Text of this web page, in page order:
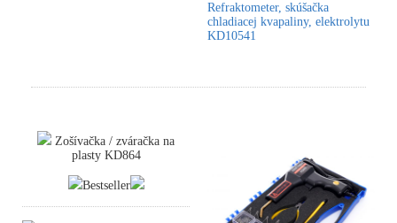
Refraktometer, skúšačka
chladiacej kvapaliny, elektrolytu
KD10541
Zošívačka / zváračka na
plasty KD864
Bestseller